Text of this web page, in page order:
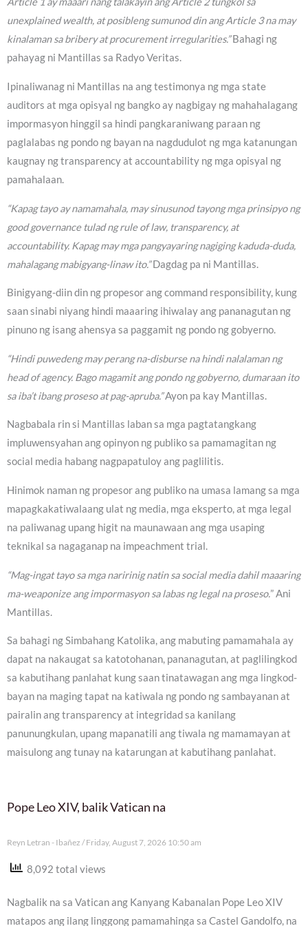
unexplained wealth, at posibleng sumunod din ang Article 3 na may
kinalaman sa bribery at procurement irregularities.”Bahagi ng
pahayag ni Mantillas sa Radyo Veritas.
Ipinaliwanag ni Mantillas na ang testimonya ng mga state
auditors at mga opisyal ng bangko ay nagbigay ng mahahalagang
impormasyon hinggil sa hindi pangkaraniwang paraan ng
paglalabas ng pondo ng bayan na nagdudulot ng mga katanungan
kaugnay ng transparency at accountability ng mga opisyal ng
pamahalaan.
“Kapag tayo ay namamahala, may sinusunod tayong mga prinsipyo ng
good governance tulad ng rule of law, transparency, at
accountability. Kapag may mga pangyayaring nagiging kaduda-duda,
mahalagang mabigyang-linaw ito.”Dagdag pa ni Mantillas.
Binigyang-diin din ng propesor ang command responsibility, kung
saan sinabi niyang hindi maaaring ihiwalay ang pananagutan ng
pinuno ng isang ahensya sa paggamit ng pondo ng gobyerno.
“Hindi puwedeng may perang na-disburse na hindi nalalaman ng
head of agency. Bago magamit ang pondo ng gobyerno, dumaraan ito
sa iba’t ibang proseso at pag-apruba.”Ayon pa kay Mantillas.
Nagbabala rin si Mantillas laban sa mga pagtatangkang
impluwensyahan ang opinyon ng publiko sa pamamagitan ng
social media habang nagpapatuloy ang paglilitis.
Hinimok naman ng propesor ang publiko na umasa lamang sa mga
mapagkakatiwalaang ulat ng media, mga eksperto, at mga legal
na paliwanag upang higit na maunawaan ang mga usaping
teknikal sa nagaganap na impeachment trial.
“Mag-ingat tayo sa mga naririnig natin sa social media dahil maaaring
ma-weaponize ang impormasyon sa labas ng legal na proseso.” Ani
Mantillas.
Sa bahagi ng Simbahang Katolika, ang mabuting pamamahala ay
dapat na nakaugat sa katotohanan, pananagutan, at paglilingkod
sa kabutihang panlahat kung saan tinatawagan ang mga lingkod-
bayan na maging tapat na katiwala ng pondo ng sambayanan at
pairalin ang transparency at integridad sa kanilang
panunungkulan, upang mapanatili ang tiwala ng mamamayan at
maisulong ang tunay na katarungan at kabutihang panlahat.
Pope Leo XIV, balik Vatican na
Reyn Letran - Ibañez Friday, August 7, 2026 10:50 am
8,092 total views
Nagbalik na sa Vatican ang Kanyang Kabanalan Pope Leo XIV
matapos ang ilang linggong pamamahinga sa Castel Gandolfo, na